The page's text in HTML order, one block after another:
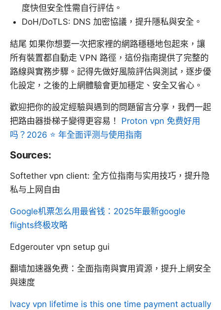
度快但安全性需自行評估。
DoH/DoTLS: DNS 加密協議，提升隱私與安全。
結尾 如果你想要一次把家裡的網路穩穩地包起來，讓
所有裝置都自動走 VPN 路徑，這份指南提供了完整的
路線與實務步驟。記得先做好風險評估與測試，逐步優
化設定，之後的上網體驗會更加穩定、安全又省心。
歡迎把你的設定經驗與遇到的問題留言分享，我們一起
把路由器掛梯子變得更容易！ Proton vpn 免费好用
吗？2026 ⭐ 年全面评测与使用指南
Sources:
Softether vpn client: 全方位指南与实用技巧，提升隐
私与上网自由
Google机票怎么用最省钱：2025年最新google
flights终极攻略
Edgerouter vpn setup gui
翻墙加速器免费：全面指南與實用資源，提升上網安全
與速度
Ivacy vpn lifetime is this one time payment actually